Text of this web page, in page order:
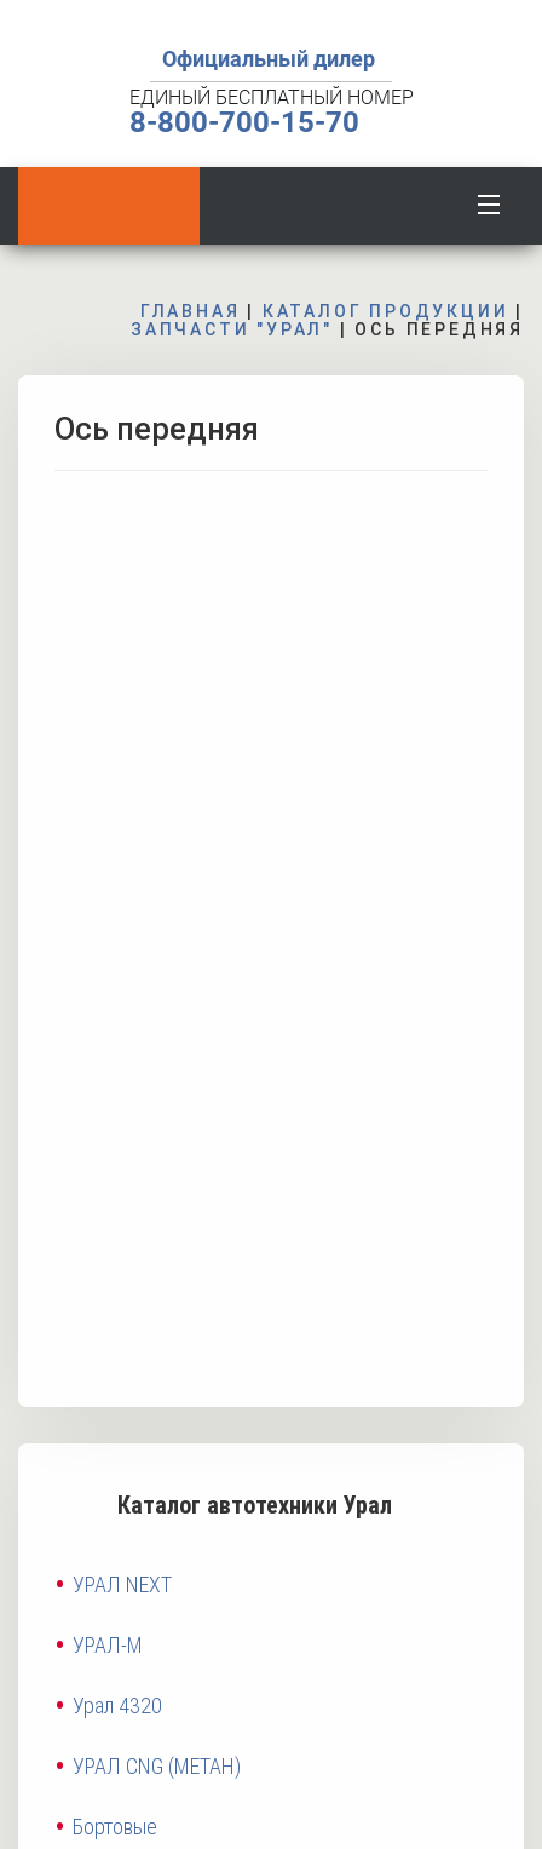
Официальный дилер
ЕДИНЫЙ БЕСПЛАТНЫЙ НОМЕР
8-800-700-15-70
ГЛАВНАЯ КАТАЛОГ ПРОДУКЦИИ
ЗАПЧАСТИ "УРАЛ"
ОСЬ ПЕРЕДНЯЯ
Каталог автотехники Урал
УРАЛ NEXT
УРАЛ-М
Урал 4320
УРАЛ CNG (МЕТАН)
Бортовые
Ось передняя